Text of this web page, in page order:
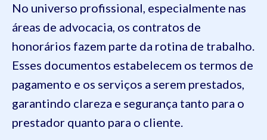
No universo profissional, especialmente nas
áreas de advocacia, os contratos de
honorários fazem parte da rotina de trabalho.
Esses documentos estabelecem os termos de
pagamento e os serviços a serem prestados,
garantindo clareza e segurança tanto para o
prestador quanto para o cliente.